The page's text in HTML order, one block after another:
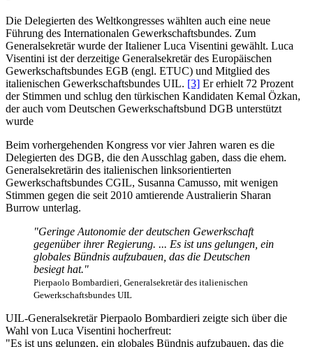
Die Delegierten des Weltkongresses wählten auch eine neue
Führung des Internationalen Gewerkschaftsbundes. Zum
Generalsekretär wurde der Italiener Luca Visentini gewählt. Luca
Visentini ist der derzeitige Generalsekretär des Europäischen
Gewerkschaftsbundes EGB (engl. ETUC) und Mitglied des
italienischen Gewerkschaftsbundes UIL. [3] Er erhielt 72 Prozent
der Stimmen und schlug den türkischen Kandidaten Kemal Özkan,
der auch vom Deutschen Gewerkschaftsbund DGB unterstützt
wurde
Beim vorhergehenden Kongress vor vier Jahren waren es die
Delegierten des DGB, die den Ausschlag gaben, dass die ehem.
Generalsekretärin des italienischen linksorientierten
Gewerkschaftsbundes CGIL, Susanna Camusso, mit wenigen
Stimmen gegen die seit 2010 amtierende Australierin Sharan
Burrow unterlag.
"Geringe Autonomie der deutschen Gewerkschaft
gegenüber ihrer Regierung. ... Es ist uns gelungen, ein
globales Bündnis aufzubauen, das die Deutschen
besiegt hat."
Pierpaolo Bombardieri, Generalsekretär des italienischen
Gewerkschaftsbundes UIL
UIL-Generalsekretär Pierpaolo Bombardieri zeigte sich über die
Wahl von Luca Visentini hocherfreut:
"Es ist uns gelungen, ein globales Bündnis aufzubauen, das die